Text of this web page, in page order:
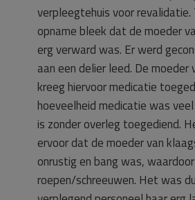
verpleegtehuis voor revalidatie.
opname bleek dat de moeder
erg verward was. Er werd
aan een delier leed. De
kreeg hiervoor medicatie
hoeveelheid medicatie was
is zonder overleg toegediend.
ervoor dat de moeder van
onrustig en bang was,
roepen/schreeuwen. Het was